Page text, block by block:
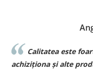
Calitatea este
achiziționa și alte